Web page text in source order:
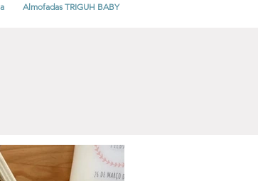
Almofadas TRIGUH BABY